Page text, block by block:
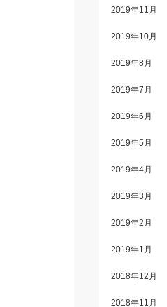
2019年11月
2019年10月
2019年8月
2019年7月
2019年6月
2019年5月
2019年4月
2019年3月
2019年2月
2019年1月
2018年12月
2018年11月